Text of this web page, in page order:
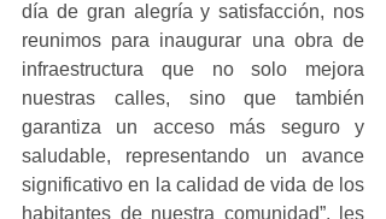
día de gran alegría y satisfacción, nos
reunimos para inaugurar una obra de
infraestructura que no solo mejora
nuestras calles, sino que también
garantiza un acceso más seguro y
saludable, representando un avance
significativo en la calidad de vida de los
habitantes de nuestra comunidad”, les